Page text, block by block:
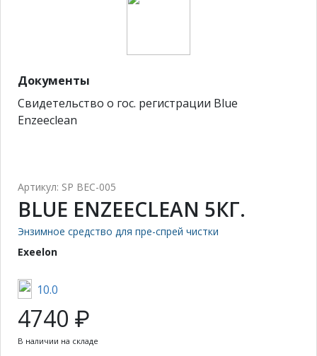
Документы
Свидетельство о гос. регистрации Blue
Enzeeclean
Артикул: SP BEC-005
BLUE ENZEECLEAN 5КГ.
Энзимное средство для пре-спрей чистки
Exeelon
10.0
4740 ₽
В наличии на складе